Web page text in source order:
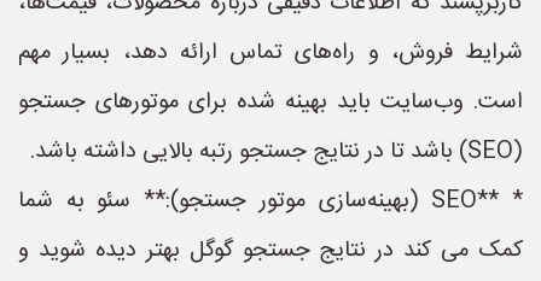
شرایط فروش، و راه‌های تماس ارائه دهد، بسیار مهم
است. وب‌سایت باید بهینه شده برای موتورهای جستجو
(SEO) باشد تا در نتایج جستجو رتبه بالایی داشته باشد.
* **SEO (بهینه‌سازی موتور جستجو):** سئو به شما
کمک می کند در نتایج جستجو گوگل بهتر دیده شوید و